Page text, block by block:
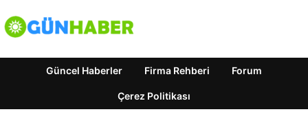
Güncel Haberler Firma Rehberi Forum
Çerez Politikası